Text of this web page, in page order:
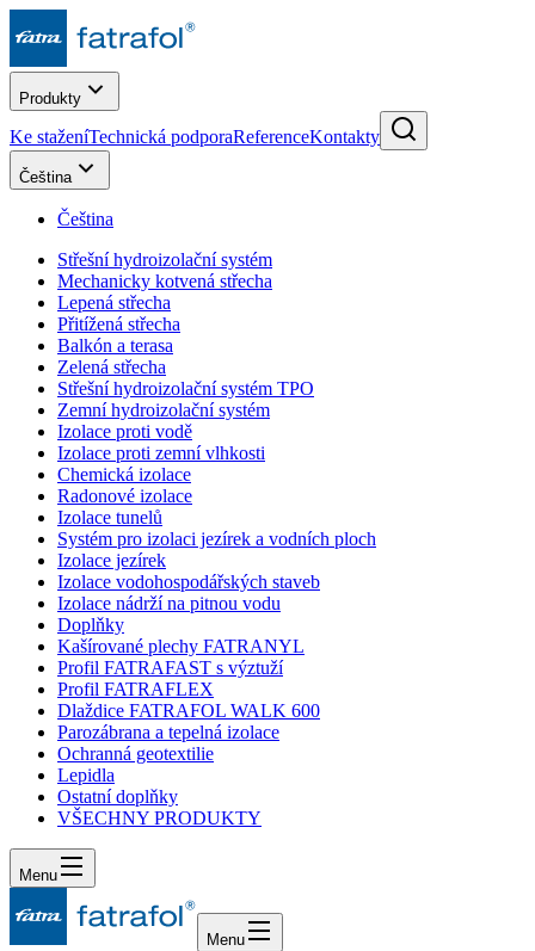
Produkty
Ke staženíTechnická podporaReferenceKontakty
Čeština
Čeština
Střešní hydroizolační systém
Mechanicky kotvená střecha
Lepená střecha
Přitížená střecha
Balkón a terasa
Zelená střecha
Střešní hydroizolační systém TPO
Zemní hydroizolační systém
Izolace proti vodě
Izolace proti zemní vlhkosti
Chemická izolace
Radonové izolace
Izolace tunelů
Systém pro izolaci jezírek a vodních ploch
Izolace jezírek
Izolace vodohospodářských staveb
Izolace nádrží na pitnou vodu
Doplňky
Kašírované plechy FATRANYL
Profil FATRAFAST s výztuží
Profil FATRAFLEX
Dlaždice FATRAFOL WALK 600
Parozábrana a tepelná izolace
Ochranná geotextilie
Lepidla
Ostatní doplňky
VŠECHNY PRODUKTY
Menu
Menu